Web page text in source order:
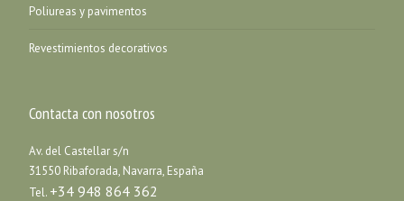
Poliureas y pavimentos
Revestimientos decorativos
Contacta con nosotros
Av. del Castellar s/n
31550 Ribaforada, Navarra, España
Tel. +34 948 864 362